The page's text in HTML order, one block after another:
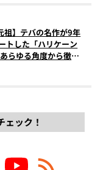
祖】テバの名作が9年
トした「ハリケーン
らゆる角度から徹底
ェック！